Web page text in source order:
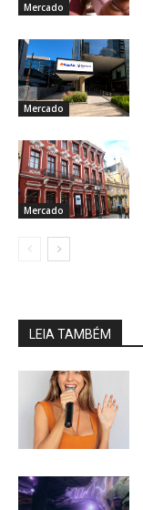
Mercado
Mercado
Mercado
LEIA TAMBÉM